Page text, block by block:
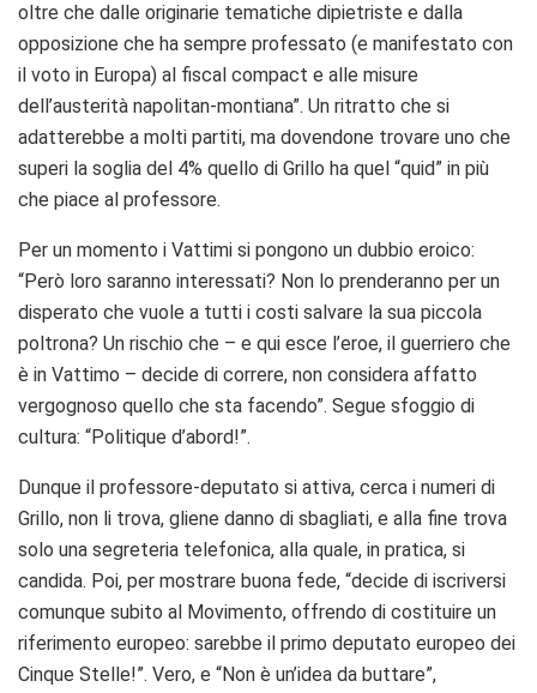
oltre che dalle originarie tematiche dipietriste e dalla
opposizione che ha sempre professato (e manifestato con
il voto in Europa) al fiscal compact e alle misure
dell’austerità napolitan-montiana”. Un ritratto che si
adatterebbe a molti partiti, ma dovendone trovare uno che
superi la soglia del 4% quello di Grillo ha quel “quid” in più
che piace al professore.
Per un momento i Vattimi si pongono un dubbio eroico:
“Però loro saranno interessati? Non lo prenderanno per un
disperato che vuole a tutti i costi salvare la sua piccola
poltrona? Un rischio che – e qui esce l’eroe, il guerriero che
è in Vattimo – decide di correre, non considera affatto
vergognoso quello che sta facendo”. Segue sfoggio di
cultura: “Politique d’abord!”.
Dunque il professore-deputato si attiva, cerca i numeri di
Grillo, non li trova, gliene danno di sbagliati, e alla fine trova
solo una segreteria telefonica, alla quale, in pratica, si
candida. Poi, per mostrare buona fede, “decide di iscriversi
comunque subito al Movimento, offrendo di costituire un
riferimento europeo: sarebbe il primo deputato europeo dei
Cinque Stelle!”. Vero, e “Non è un’idea da buttare”,